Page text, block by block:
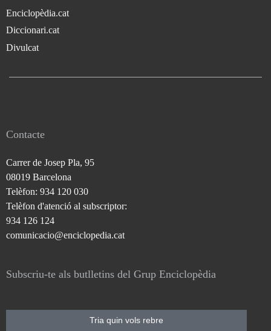
Enciclopèdia.cat
Diccionari.cat
Divulcat
Contacte
Carrer de Josep Pla, 95
08019 Barcelona
Telèfon: 934 120 030
Telèfon d'atenció al subscriptor:
934 126 124
comunicacio@enciclopedia.cat
Subscriu-te als butlletins del Grup Enciclopèdia
Tria quin vols rebre